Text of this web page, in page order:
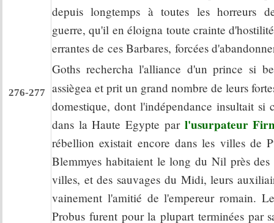
276-277
depuis longtemps à toutes les horreurs
guerre, qu'il en éloigna toute crainte
errantes de ces Barbares, forcées
Goths rechercha l'alliance d'un prince si
assiègea et prit un grand nombre de leurs
domestique, dont l'indépendance insultait si
dans la Haute Egypte par l'usurpateur
rébellion existait encore dans les villes de
Blemmyes habitaient le long du Nil près
villes, et des sauvages du Midi, leurs
vainement l'amitié de l'empereur romain.
Probus furent pour la plupart terminées par